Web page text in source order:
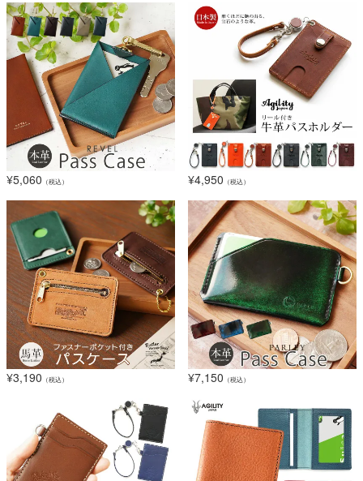
¥5,060 （税込） ¥4,950 （税込）
¥3,190 （税込） ¥7,150 （税込）